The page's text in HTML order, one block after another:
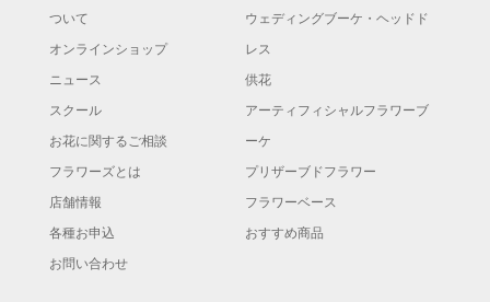
ついて
オンラインショップ
ニュース
スクール
お花に関するご相談
フラワーズとは
店舗情報
各種お申込
お問い合わせ
ウェディングブーケ・ヘッドド
レス
供花
アーティフィシャルフラワーブ
ーケ
プリザーブドフラワー
フラワーベース
おすすめ商品